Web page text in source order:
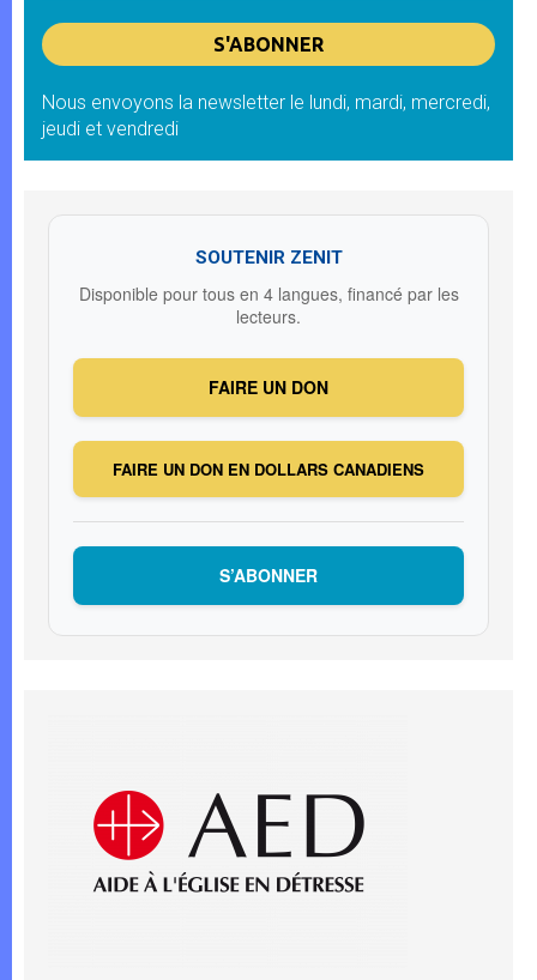
Nous envoyons la newsletter le lundi, mardi, mercredi,
jeudi et vendredi
SOUTENIR ZENIT
Disponible pour tous en 4 langues, financé par les
lecteurs.
FAIRE UN DON
FAIRE UN DON EN DOLLARS CANADIENS
S’ABONNER